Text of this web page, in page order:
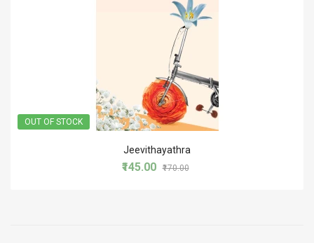
OUT OF STOCK
Jeevithayathra
₹145.00 ₹170.00